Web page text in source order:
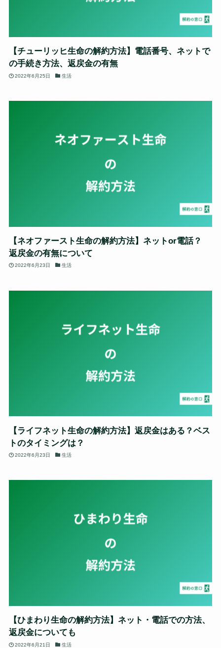
【チューリッヒ生命の解約方法】電話番号、ネットで
の手続き方法、返戻金の有無
2022年6月25日 生活
【ネオファースト生命の解約方法】ネットor電話？
返戻金の有無について
2022年6月23日 生活
【ライフネット生命の解約方法】返戻金はある？ベス
トのタイミングは？
2022年6月23日 生活
【ひまわり生命の解約方法】ネット・電話での方法、
返戻金についても
2022年6月21日 生活